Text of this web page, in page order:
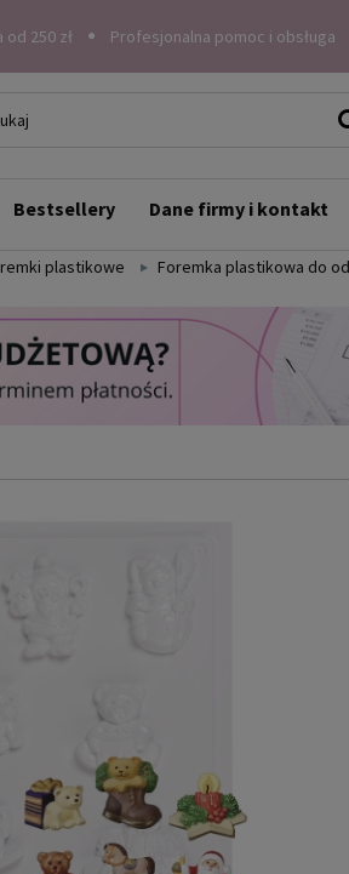
250 zł Profesjonalna pomoc i obsługa
Bestsellery Dane firmy i kontakt
plastikowe Foremka plastikowa do